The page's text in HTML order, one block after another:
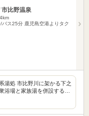
市比野温泉
ス25分 鹿児島空港よりタク
湯処 市比野川に架かる下之
浴場と家族湯を併設する…